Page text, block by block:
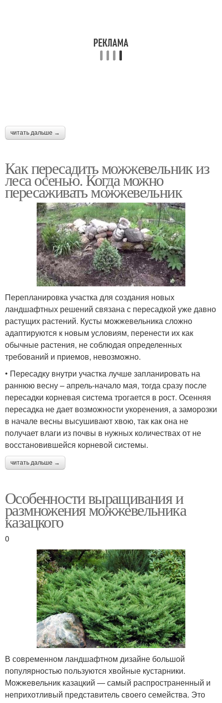
читать дальше →
Как пересадить можжевельник из
леса осенью. Когда можно
пересаживать можжевельник
Перепланировка участка для создания новых
ландшафтных решений связана с пересадкой уже давно
растущих растений. Кусты можжевельника сложно
адаптируются к новым условиям, перенести их как
обычные растения, не соблюдая определенных
требований и приемов, невозможно.
• Пересадку внутри участка лучше запланировать на
раннюю весну – апрель-начало мая, тогда сразу после
пересадки корневая система трогается в рост. Осенняя
пересадка не дает возможности укоренения, а заморозки
в начале весны высушивают хвою, так как она не
получает влаги из почвы в нужных количествах от не
восстановившейся корневой системы.
читать дальше →
Особенности выращивания и
размножения можжевельника
казацкого
0
В современном ландшафтном дизайне большой
популярностью пользуются хвойные кустарники.
Можжевельник казацкий — самый распространенный и
неприхотливый представитель своего семейства. Это